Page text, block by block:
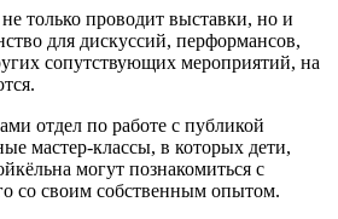
только проводит выставки, но и
для дискуссий, перформансов,
сопутствующих мероприятий, на
отдел по работе с публикой
мастер-классы, в которых дети,
могут познакомиться с
со своим собственным опытом.